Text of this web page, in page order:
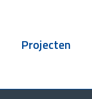
Projecten